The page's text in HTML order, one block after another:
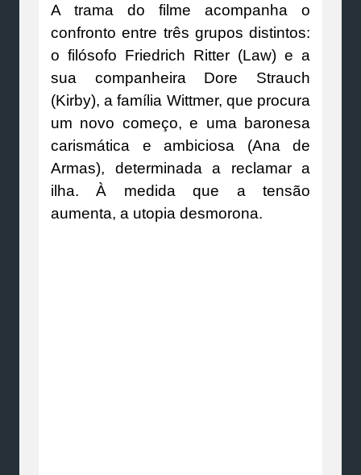
A trama do filme acompanha o
confronto entre três grupos distintos:
o filósofo Friedrich Ritter (Law) e a
sua companheira Dore Strauch
(Kirby), a família Wittmer, que procura
um novo começo, e uma baronesa
carismática e ambiciosa (Ana de
Armas), determinada a reclamar a
ilha. À medida que a tensão
aumenta, a utopia desmorona.